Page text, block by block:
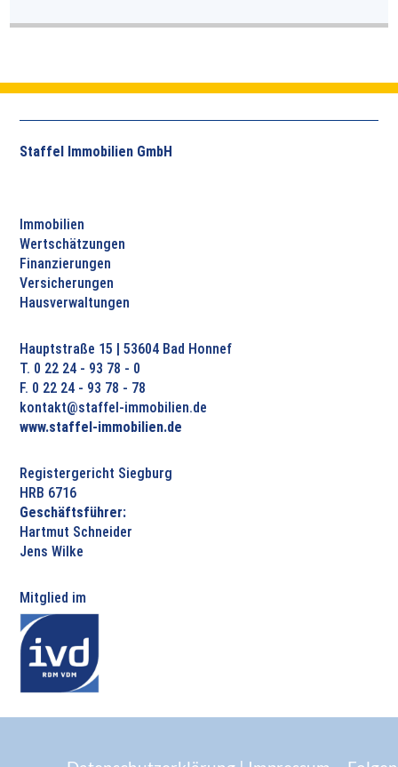
Staffel Immobilien GmbH
Immobilien
Wertschätzungen
Finanzierungen
Versicherungen
Hausverwaltungen
Hauptstraße 15 | 53604 Bad Honnef
T. 0 22 24 - 93 78 - 0
F. 0 22 24 - 93 78 - 78
kontakt@staffel-immobilien.de
www.staffel-immobilien.de
Registergericht Siegburg
HRB 6716
Geschäftsführer:
Hartmut Schneider
Jens Wilke
Mitglied im